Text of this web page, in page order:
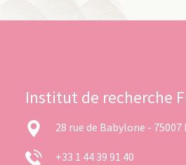
Institut de recherche
28 rue de Babylone - 75007
+33 1 44 39 91 40